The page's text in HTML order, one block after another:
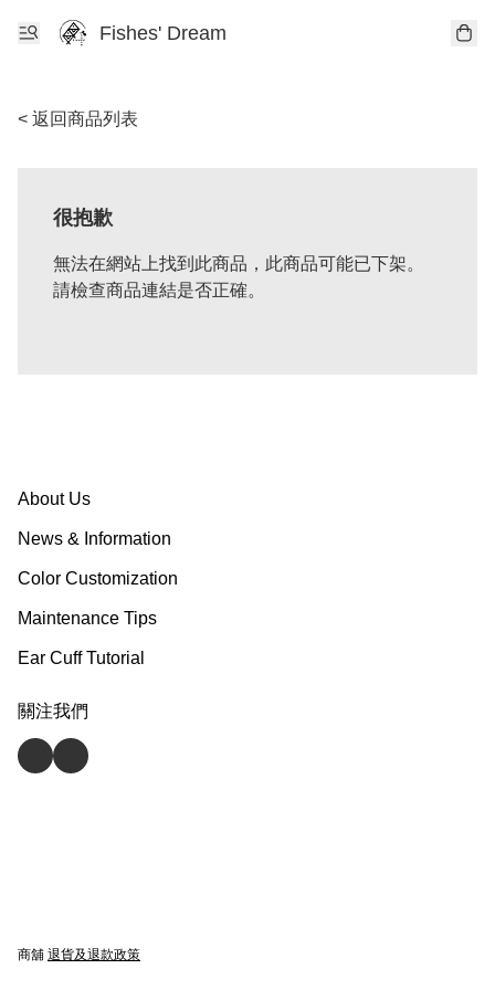
Fishes' Dream
< 返回商品列表
很抱歉
無法在網站上找到此商品，此商品可能已下架。
請檢查商品連結是否正確。
About Us
News & Information
Color Customization
Maintenance Tips
Ear Cuff Tutorial
關注我們
商舖 退貨及退款政策